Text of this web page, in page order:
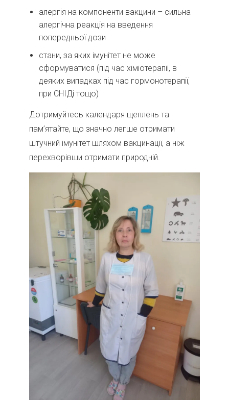
алергія на компоненти вакцини – сильна
алергічна реакція на введення
попередньої дози
стани, за яких імунітет не може
сформуватися (під час хіміотерапії, в
деяких випадках під час гормонотерапії,
при СНІДі тощо)
Дотримуйтесь календаря щеплень та
пам’ятайте, що значно легше отримати
штучний імунітет шляхом вакцинації, а ніж
перехворівши отримати природній.